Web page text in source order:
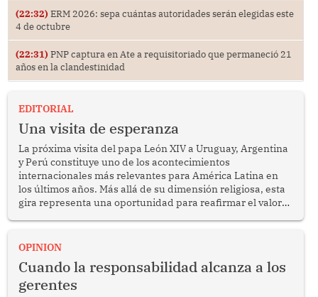
(22:32) ERM 2026: sepa cuántas autoridades serán elegidas este
4 de octubre
(22:31) PNP captura en Ate a requisitoriado que permaneció 21
años en la clandestinidad
EDITORIAL
Una visita de esperanza
La próxima visita del papa León XIV a Uruguay, Argentina
y Perú constituye uno de los acontecimientos
internacionales más relevantes para América Latina en
los últimos años. Más allá de su dimensión religiosa, esta
gira representa una oportunidad para reafirmar el valor
enfrenta desafíos en materia de desarrollo, cohesión
OPINION
Cuando la responsabilidad alcanza a los
gerentes